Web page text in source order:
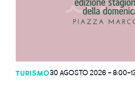
TURISMO30 AGOSTO 2026 -8:00-